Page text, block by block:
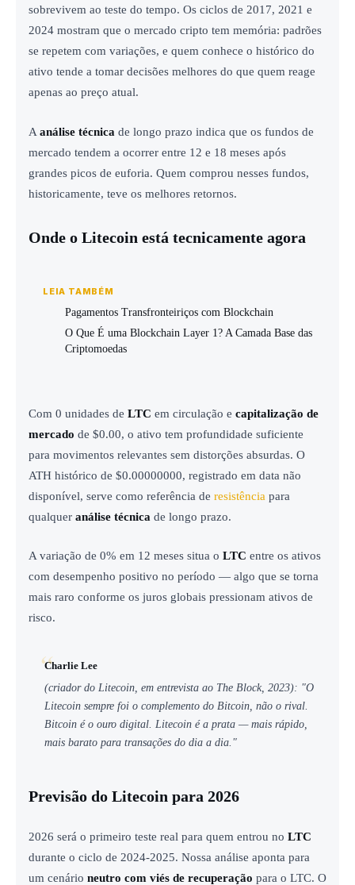
sobrevivem ao teste do tempo. Os ciclos de 2017, 2021 e
2024 mostram que o mercado cripto tem memória: padrões
se repetem com variações, e quem conhece o histórico do
ativo tende a tomar decisões melhores do que quem reage
apenas ao preço atual.
A análise técnica de longo prazo indica que os fundos de
mercado tendem a ocorrer entre 12 e 18 meses após
grandes picos de euforia. Quem comprou nesses fundos,
historicamente, teve os melhores retornos.
Onde o Litecoin está tecnicamente agora
LEIA TAMBÉM
Pagamentos Transfronteiriços com Blockchain
O Que É uma Blockchain Layer 1? A Camada Base das
Criptomoedas
Com 0 unidades de LTC em circulação e capitalização de
mercado de $0.00, o ativo tem profundidade suficiente
para movimentos relevantes sem distorções absurdas. O
ATH histórico de $0.00000000, registrado em data não
disponível, serve como referência de resistência para
qualquer análise técnica de longo prazo.
A variação de 0% em 12 meses situa o LTC entre os ativos
com desempenho positivo no período — algo que se torna
mais raro conforme os juros globais pressionam ativos de
risco.
Charlie Lee
(criador do Litecoin, em entrevista ao The Block, 2023): "O
Litecoin sempre foi o complemento do Bitcoin, não o rival.
Bitcoin é o ouro digital. Litecoin é a prata — mais rápido,
mais barato para transações do dia a dia."
Previsão do Litecoin para 2026
2026 será o primeiro teste real para quem entrou no LTC
durante o ciclo de 2024-2025. Nossa análise aponta para
um cenário neutro com viés de recuperação para o LTC. O